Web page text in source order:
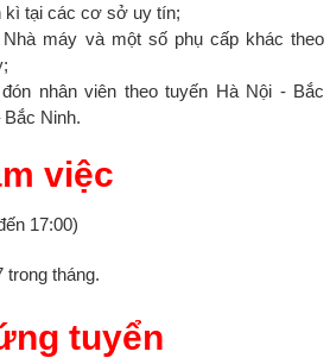
kì tại các cơ sở uy tín;
máy và một số phụ cấp khác theo
nhân viên theo tuyến Hà Nội - Bắc
Ninh.
việc
17:00)
tháng.
tuyển